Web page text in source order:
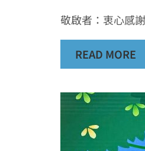
敬啟者：衷心感
READ MORE